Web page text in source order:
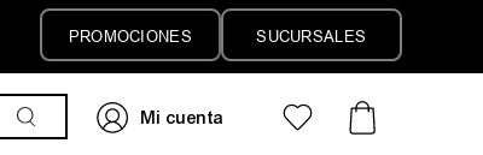
PROMOCIONES SUCURSALES